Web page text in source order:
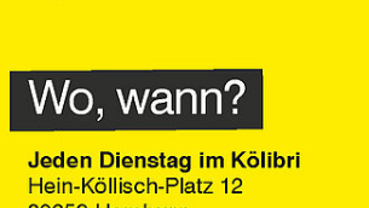
Familienberatung –
für Fragen zur
Erziehung